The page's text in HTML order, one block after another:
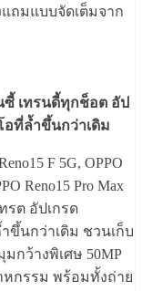
ถมแบบจัดเต็มจาก
ซี้ เทรนดี้ทุกช็อต อัป
อที่ล้ำขึ้นกว่าเดิม
F 5G, OPPO
Reno15 Pro Max
รต อัปเกรด
ขึ้นกว่าเดิม ชวนเก็บ
กว้างพิเศษ 50MP
หกรรม พร้อมทั้งถ่าย